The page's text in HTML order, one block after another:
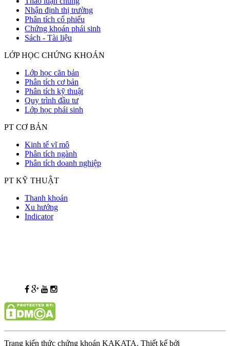
Nhận định thị trường
Phân tích cổ phiếu
Chứng khoán phái sinh
Sách - Tài liệu
LỚP HỌC CHỨNG KHOÁN
Lớp học căn bản
Phân tích cơ bản
Phân tích kỹ thuật
Quy trình đầu tư
Lớp học phái sinh
PT CƠ BẢN
Kinh tế vĩ mô
Phân tích ngành
Phân tích doanh nghiệp
PT KỸ THUẬT
Thanh khoản
Xu hướng
Indicator
Trang kiến thức chứng khoán KAKATA. Thiết kế bởi